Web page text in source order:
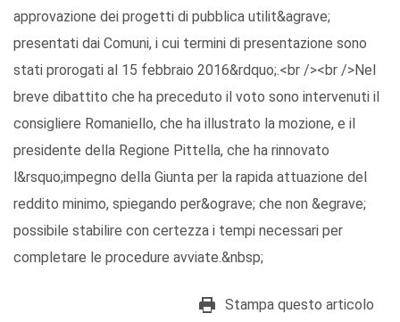
approvazione dei progetti di pubblica utilit&agrave;
presentati dai Comuni, i cui termini di presentazione sono
stati prorogati al 15 febbraio 2016&rdquo;.<br /><br />Nel
breve dibattito che ha preceduto il voto sono intervenuti il
consigliere Romaniello, che ha illustrato la mozione, e il
presidente della Regione Pittella, che ha rinnovato
l&rsquo;impegno della Giunta per la rapida attuazione del
reddito minimo, spiegando per&ograve; che non &egrave;
possibile stabilire con certezza i tempi necessari per
completare le procedure avviate.&nbsp;
Stampa questo articolo